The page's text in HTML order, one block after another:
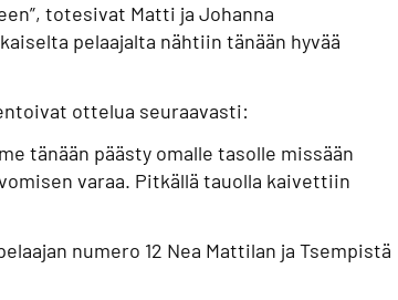
totesivat Matti ja Johanna
pelaajalta nähtiin tänään hyvää
ottelua seuraavasti:
tänään päästy omalle tasolle missään
varaa. Pitkällä tauolla kaivettiin
numero 12 Nea Mattilan ja Tsempistä